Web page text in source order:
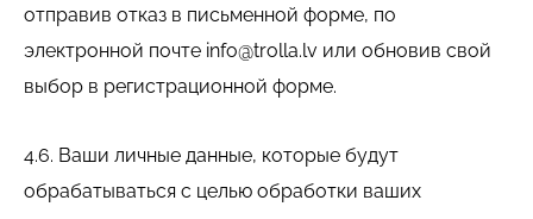
отправив отказ в письменной форме, по
электронной почте info@trolla.lv или обновив свой
выбор в регистрационной форме.
4.6. Ваши личные данные, которые будут
обрабатываться с целью обработки ваших